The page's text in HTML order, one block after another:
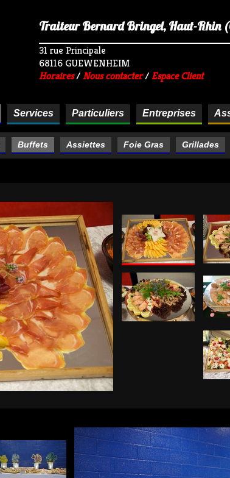
Traiteur Bernard Bringel, Haut-Rhin
31 rue Principale
68116 GUEWENHEIM
Horaires/ Nous contacter/ Espace Client
Services Particuliers Entreprises
Buffets Assiettes Foie Gras Grillades